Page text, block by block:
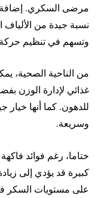
مرضى السكري. إضافة
نسبة جيدة من الألياف
وتسهم في تنظيم حركة
من الناحية الصحية،
غذائي لإدارة الوزن
للدهون. كما أنها
وسريعة.
ختاما، رغم فوائد فاكهة
كبيرة قد يؤدي إلى
على مستويات السكر